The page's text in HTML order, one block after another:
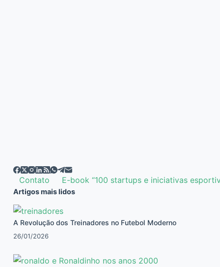
Contato E-book “100 startups e iniciativas
Artigos mais lidos
A Revolução dos Treinadores no Futebol Moderno
26/01/2026